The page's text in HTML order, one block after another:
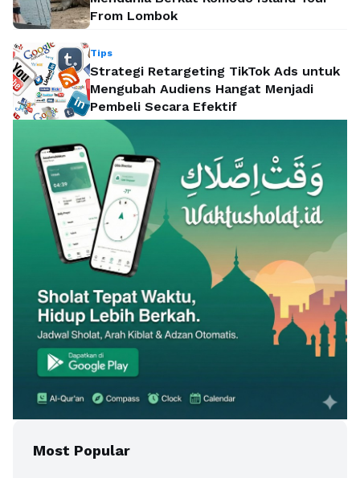
From Lombok
Tips
Strategi Retargeting TikTok Ads untuk
Mengubah Audiens Hangat Menjadi
Pembeli Secara Efektif
Most Popular